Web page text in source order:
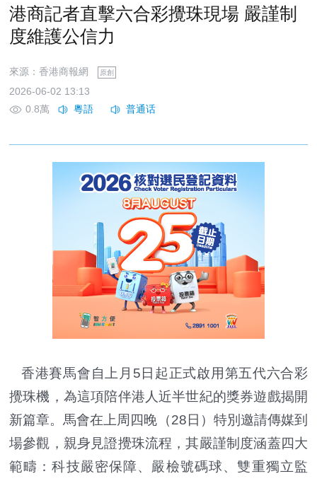
港商記者直擊六合彩攪珠現場 嚴謹制
度維護公信力
來源：香港商報網 原創
2026-06-02 13:13
0.8萬
香港賽馬會自上月5日起正式啟用第五代六合彩
攪珠機，為這項陪伴港人近半世紀的獎券遊戲揭開
新篇章。馬會在上周四晚（28日）特別邀請傳媒到
場參觀，親身見證攪珠流程，其嚴謹制度涵蓋四大
範疇：科技嚴密保障、嚴檢號碼球、雙重獨立監